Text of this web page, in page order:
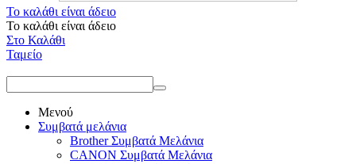
Το καλάθι είναι άδειο
Το καλάθι είναι άδειο
Στο Καλάθι
Ταμείο
Μενού
Συμβατά μελάνια
Brother Συμβατά Μελάνια
CANON Συμβατά Μελάνια